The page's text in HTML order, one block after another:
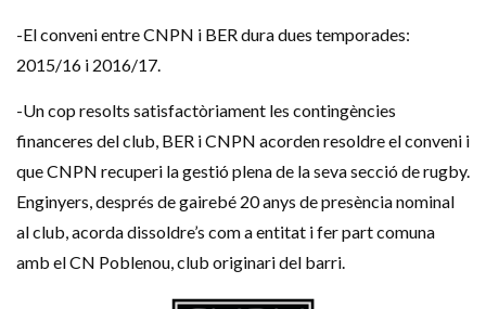
-El conveni entre CNPN i BER dura dues temporades:
2015/16 i 2016/17.
-Un cop resolts satisfactòriament les contingències
financeres del club, BER i CNPN acorden resoldre el conveni i
que CNPN recuperi la gestió plena de la seva secció de rugby.
Enginyers, després de gairebé 20 anys de presència nominal
al club, acorda dissoldre’s com a entitat i fer part comuna
amb el CN Poblenou, club originari del barri.